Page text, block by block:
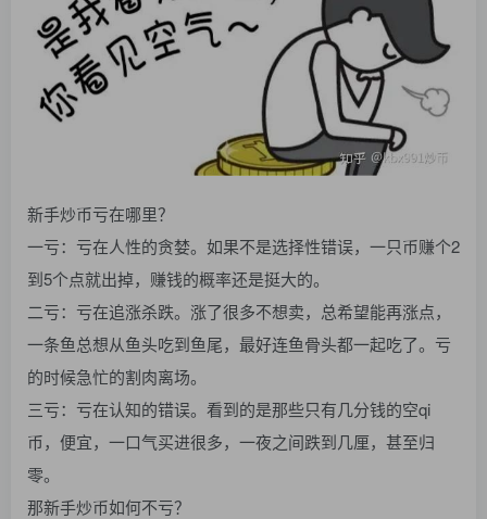
新手炒币亏在哪里？
一亏：亏在人性的贪婪。如果不是选择性错误，一只币赚个2
到5个点就出掉，赚钱的概率还是挺大的。
二亏：亏在追涨杀跌。涨了很多不想卖，总希望能再涨点，
一条鱼总想从鱼头吃到鱼尾，最好连鱼骨头都一起吃了。亏
的时候急忙的割肉离场。
三亏：亏在认知的错误。看到的是那些只有几分钱的空qi
币，便宜，一口气买进很多，一夜之间跌到几厘，甚至归
零。
那新手炒币如何不亏？
QQ登录
百度登录
使用社交账号登录即表示同意 隐私声明